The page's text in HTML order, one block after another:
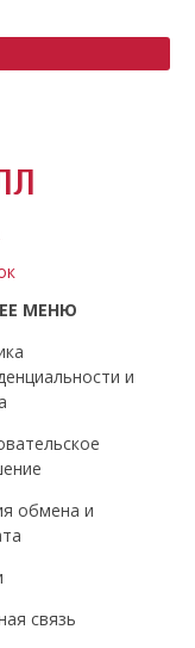
МЕНЮ
и
обмена и
связь